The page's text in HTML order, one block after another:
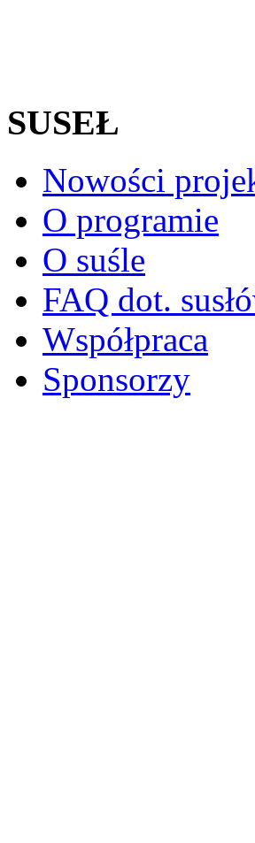
SUSEŁ
Nowości
O programie
O suśle
FAQ dot.
Współpraca
Sponsorzy